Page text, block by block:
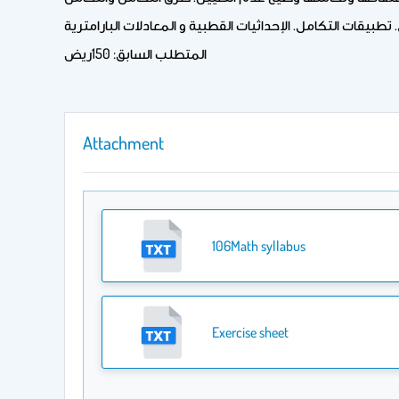
المتطلب السابق: 150ريض
Attachment
106Math syllabus
Exercise sheet